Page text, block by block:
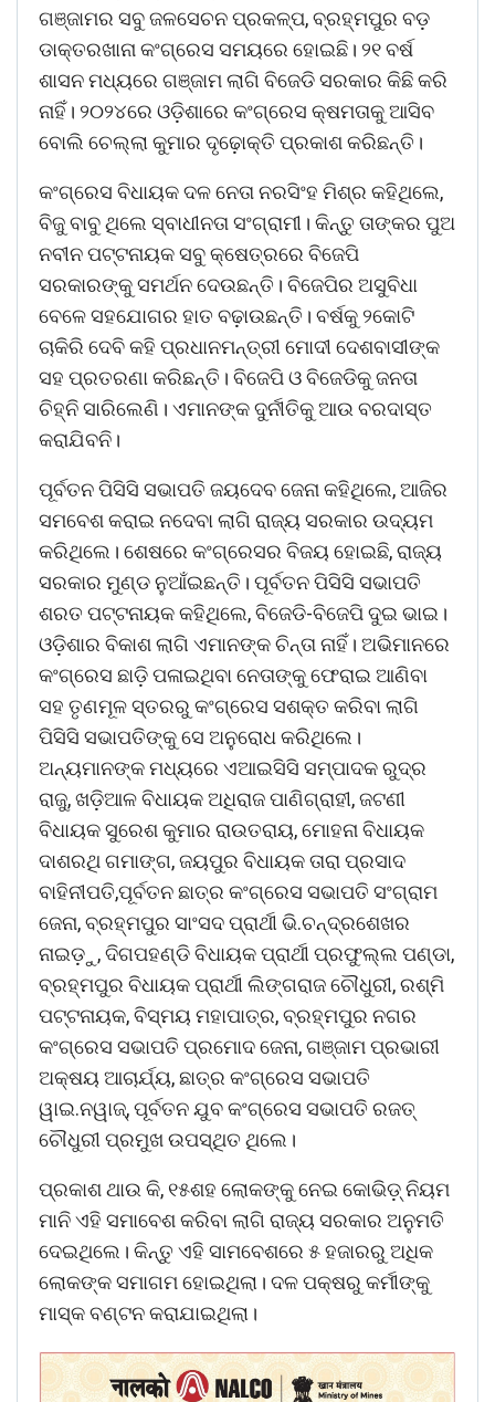
ଗଞ୍ଜାମର ସବୁ ଜଳସେଚନ ପ୍ରକଳ୍ପ, ବ୍ରହ୍ମପୁର ବଡ଼
ଡାକ୍ତରଖାନା କଂଗ୍ରେସ ସମୟରେ ହୋଇଛି। ୨୧ ବର୍ଷ
ଶାସନ ମଧ୍ୟରେ ଗଞ୍ଜାମ ଲାଗି ବିଜେଡି ସରକାର କିଛି କରି
ନାହିଁ। ୨୦୨୪ରେ ଓଡ଼ିଶାରେ କଂଗ୍ରେସ କ୍ଷମତାକୁ ଆସିବ
ବୋଲି ଚେଲ୍ଲା କୁମାର ଦୃଢ଼ୋକ୍ତି ପ୍ରକାଶ କରିଛନ୍ତି।
କଂଗ୍ରେସ ବିଧାୟକ ଦଳ ନେତା ନରସିଂହ ମିଶ୍ର କହିଥିଲେ,
ବିଜୁ ବାବୁ ଥିଲେ ସ୍ବାଧୀନତା ସଂଗ୍ରାମୀ। କିନ୍ତୁ ତାଙ୍କର ପୁଅ
ନବୀନ ପଟ୍ଟନାୟକ ସବୁ କ୍ଷେତ୍ରରେ ବିଜେପି
ସରକାରଙ୍କୁ ସମର୍ଥନ ଦେଉଛନ୍ତି। ବିଜେପିର ଅସୁବିଧା
ବେଳେ ସହଯୋଗର ହାତ ବଢ଼ାଉଛନ୍ତି। ବର୍ଷକୁ ୨କୋଟି
ଚାକିରି ଦେବି କହି ପ୍ରଧାନମନ୍ତ୍ରୀ ମୋଦୀ ଦେଶବାସୀଙ୍କ
ସହ ପ୍ରତରଣା କରିଛନ୍ତି। ବିଜେପି ଓ ବିଜେଡିକୁ ଜନତା
ଚିହ୍ନି ସାରିଲେଣି। ଏମାନଙ୍କ ଦୁର୍ନୀତିକୁ ଆଉ ବରଦାସ୍ତ
କରାଯିବନି।
ପୂର୍ବତନ ପିସିସି ସଭାପତି ଜୟଦେବ ଜେନା କହିଥିଲେ, ଆଜିର
ସମବେଶ କରାଇ ନଦେବା ଲାଗି ରାଜ୍ୟ ସରକାର ଉଦ୍ୟମ
କରିଥିଲେ। ଶେଷରେ କଂଗ୍ରେସର ବିଜୟ ହୋଇଛି, ରାଜ୍ୟ
ସରକାର ମୁଣ୍ଡ ନୁଆଁଇଛନ୍ତି। ପୂର୍ବତନ ପିସିସି ସଭାପତି
ଶରତ ପଟ୍ଟନାୟକ କହିଥିଲେ, ବିଜେଡି-ବିଜେପି ଦୁଇ ଭାଇ।
ଓଡ଼ିଶାର ବିକାଶ ଲାଗି ଏମାନଙ୍କ ଚିନ୍ତା ନାହିଁ। ଅଭିମାନରେ
କଂଗ୍ରେସ ଛାଡ଼ି ପଳାଇଥିବା ନେତାଙ୍କୁ ଫେରାଇ ଆଣିବା
ସହ ତୃଣମୂଳ ସ୍ତରରୁ କଂଗ୍ରେସ ସଶକ୍ତ କରିବା ଲାଗି
ପିସିସି ସଭାପତିଙ୍କୁ ସେ ଅନୁରୋଧ କରିଥିଲେ।
ଅନ୍ୟମାନଙ୍କ ମଧ୍ୟରେ ଏଆଇସିସି ସମ୍ପାଦକ ରୁଦ୍ର
ରାଜୁ, ଖଡ଼ିଆଳ ବିଧାୟକ ଅଧିରାଜ ପାଣିଗ୍ରାହୀ, ଜଟଣୀ
ବିଧାୟକ ସୁରେଶ କୁମାର ରାଉତରାୟ, ମୋହନା ବିଧାୟକ
ଦାଶରଥି ଗମାଙ୍ଗ, ଜୟପୁର ବିଧାୟକ ତାରା ପ୍ରସାଦ
ବାହିନୀପତି,ପୂର୍ବତନ ଛାତ୍ର କଂଗ୍ରେସ ସଭାପତି ସଂଗ୍ରାମ
ଜେନା, ବ୍ରହ୍ମପୁର ସାଂସଦ ପ୍ରାର୍ଥୀ ଭି.ଚନ୍ଦ୍ରଶେଖର
ନାଇଡ଼ୁ, ଦିଗପହଣ୍ଡି ବିଧାୟକ ପ୍ରାର୍ଥୀ ପ୍ରଫୁଲ୍ଲ ପଣ୍ଡା,
ବ୍ରହ୍ମପୁର ବିଧାୟକ ପ୍ରାର୍ଥୀ ଲିଙ୍ଗରାଜ ଚୌଧୁରୀ, ରଶ୍ମି
ପଟ୍ଟନାୟକ, ବିସ୍ମୟ ମହାପାତ୍ର, ବ୍ରହ୍ମପୁର ନଗର
କଂଗ୍ରେସ ସଭାପତି ପ୍ରମୋଦ ଜେନା, ଗଞ୍ଜାମ ପ୍ରଭାରୀ
ଅକ୍ଷୟ ଆଚାର୍ଯ୍ୟ, ଛାତ୍ର କଂଗ୍ରେସ ସଭାପତି
ୱାଇ.ନୱାଜ୍‌, ପୂର୍ବତନ ଯୁବ କଂଗ୍ରେସ ସଭାପତି ରଜତ୍‌
ଚୌଧୁରୀ ପ୍ରମୁଖ ଉପସ୍ଥିତ ଥିଲେ।
ପ୍ରକାଶ ଥାଉ କି, ୧୫ଶହ ଲୋକଙ୍କୁ ନେଇ କୋଭିଡ଼୍‌ ନିୟମ
ମାନି ଏହି ସମାବେଶ କରିବା ଲାଗି ରାଜ୍ୟ ସରକାର ଅନୁମତି
ଦେଇଥିଲେ। କିନ୍ତୁ ଏହି ସାମବେଶରେ ୫ ହଜାରରୁ ଅଧିକ
ଲୋକଙ୍କ ସମାଗମ ହୋଇଥିଲା। ଦଳ ପକ୍ଷରୁ କର୍ମୀଙ୍କୁ
ମାସ୍କ ବଣ୍ଟନ କରାଯାଇଥିଲା।